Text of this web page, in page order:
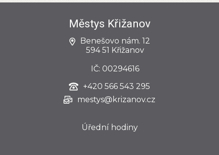
Městys Křižanov
Benešovo nám. 12
594 51 Křižanov
IČ: 00294616
+420 566 543 295
mestys@krizanov.cz
Úřední hodiny